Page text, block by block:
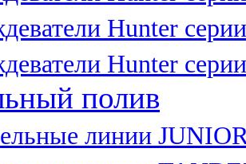
Hunter
Hunter
полив
линии